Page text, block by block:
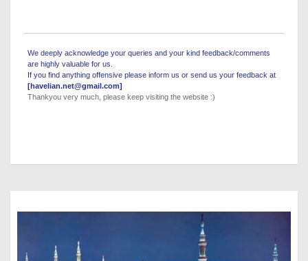
We deeply acknowledge your queries and your kind feedback/comments
are highly valuable for us.
If you find anything offensive please inform us or send us your feedback at
[havelian.net@gmail.com]
Thankyou very much, please keep visiting the website :)